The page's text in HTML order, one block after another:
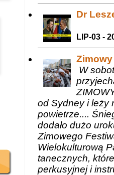
Dr
LIP-03 -
W
od Sydney i leży
powietrze....
dodało dużo
Zimowego
Wielokulturową
tanecznych,
perkusyjnej i